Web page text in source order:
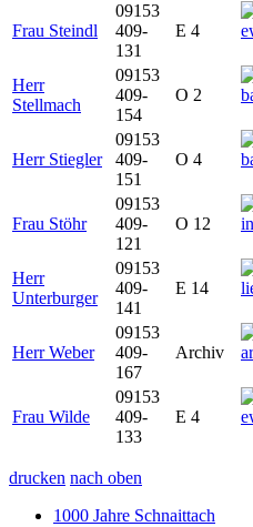
Frau Steindl
09153
409-
131
E 4
Herr
Stellmach
09153
409-
154
O 2
Herr Stiegler
09153
409-
151
O 4
Frau Stöhr
09153
409-
121
O 12
Herr
Unterburger
09153
409-
141
E 14
Herr Weber
09153
409-
167
Archiv
Frau Wilde
09153
409-
133
E 4
drucken nach oben
1000 Jahre Schnaittach